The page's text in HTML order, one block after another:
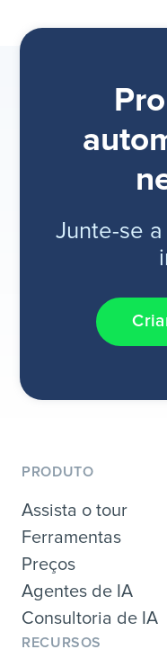
Junte-se
PRODUTO
Assista o tour
Ferramentas
Preços
Agentes de IA
Consultoria de IA
RECURSOS